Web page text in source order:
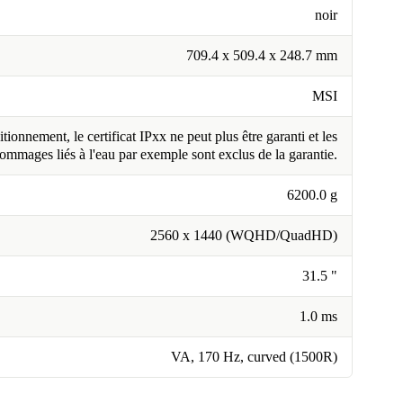
noir
709.4 x 509.4 x 248.7 mm
MSI
le certificat IPxx ne peut plus être garanti et les
liés à l'eau par exemple sont exclus de la garantie.
6200.0 g
2560 x 1440 (WQHD/QuadHD)
31.5 "
1.0 ms
VA, 170 Hz, curved (1500R)